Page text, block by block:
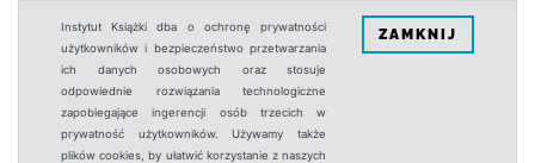
Instytut Książki dba o ochronę prywatności
użytkowników i bezpieczeństwo przetwarzania
ich danych osobowych oraz stosuje
odpowiednie rozwiązania technologiczne
zapobiegające ingerencji osób trzecich w
prywatność użytkowników. Używamy także
plików cookies, by ułatwić korzystanie z naszych
ZAMKNIJ